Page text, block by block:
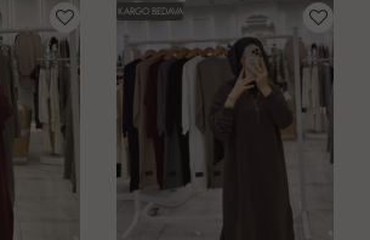
KARGO BEDAVA